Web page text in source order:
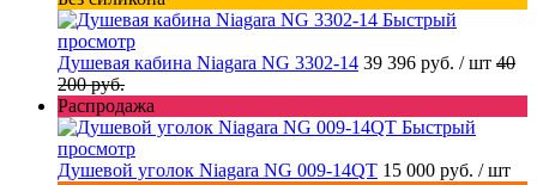
Быстрый
просмотр
Душевая кабина Niagara NG 3302-14 39 396 руб. / шт 40
200 руб.
Распродажа
Быстрый
просмотр
Душевой уголок Niagara NG 009-14QT 15 000 руб. / шт